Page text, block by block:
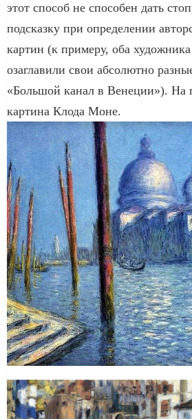
этот способ не способен дать
подсказку при определении
картин (к примеру, оба
озаглавили свои абсолютно
«Большой канал в Венеции»). На
картина Клода Моне.